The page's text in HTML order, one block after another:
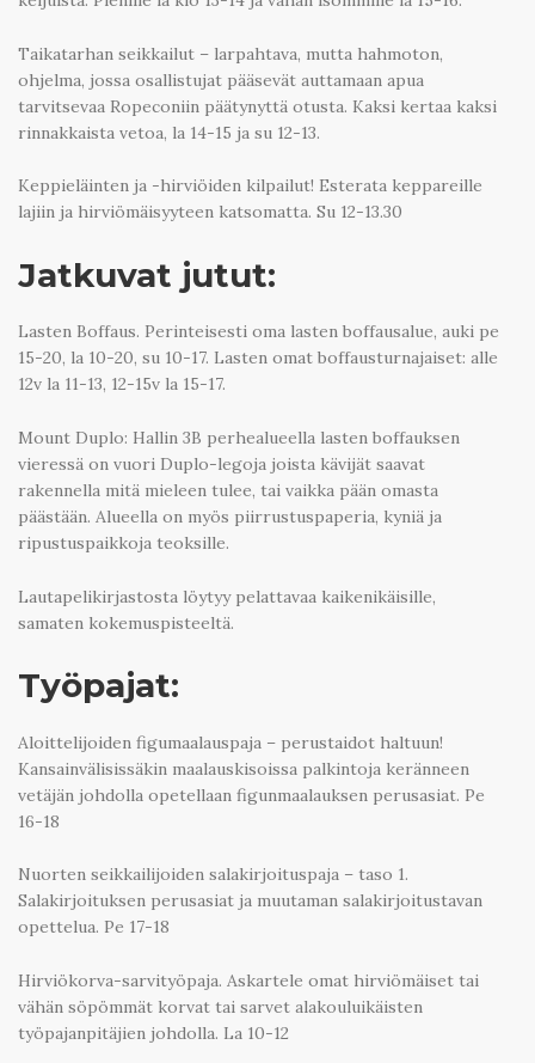
Taikatarhan seikkailut – larpahtava, mutta hahmoton,
ohjelma, jossa osallistujat pääsevät auttamaan apua
tarvitsevaa Ropeconiin päätynyttä otusta. Kaksi kertaa kaksi
rinnakkaista vetoa, la 14-15 ja su 12-13.
Keppieläinten ja -hirviöiden kilpailut! Esterata keppareille
lajiin ja hirviömäisyyteen katsomatta. Su 12-13.30
Jatkuvat jutut:
Lasten Boffaus. Perinteisesti oma lasten boffausalue, auki pe
15-20, la 10-20, su 10-17. Lasten omat boffausturnajaiset: alle
12v la 11-13, 12-15v la 15-17.
Mount Duplo: Hallin 3B perhealueella lasten boffauksen
vieressä on vuori Duplo-legoja joista kävijät saavat
rakennella mitä mieleen tulee, tai vaikka pään omasta
päästään. Alueella on myös piirrustuspaperia, kyniä ja
ripustuspaikkoja teoksille.
Lautapelikirjastosta löytyy pelattavaa kaikenikäisille,
samaten kokemuspisteeltä.
Työpajat:
Aloittelijoiden figumaalauspaja – perustaidot haltuun!
Kansainvälisissäkin maalauskisoissa palkintoja keränneen
vetäjän johdolla opetellaan figunmaalauksen perusasiat. Pe
16-18
Nuorten seikkailijoiden salakirjoituspaja – taso 1.
Salakirjoituksen perusasiat ja muutaman salakirjoitustavan
opettelua. Pe 17-18
Hirviökorva-sarvityöpaja. Askartele omat hirviömäiset tai
vähän söpömmät korvat tai sarvet alakouluikäisten
työpajanpitäjien johdolla. La 10-12